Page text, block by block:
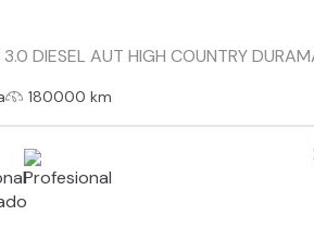
3.0 DIESEL AUT HIGH COUNTRY
180000 km